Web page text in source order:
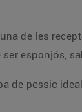
de les
ser esponjós,
de pessic